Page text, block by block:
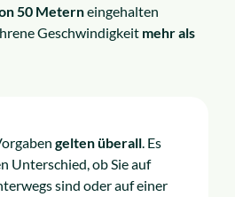
50 Meterneingehalten
Geschwindigkeit mehr als
gelten überall. Es
Unterschied, ob Sie auf
sind oder auf einer